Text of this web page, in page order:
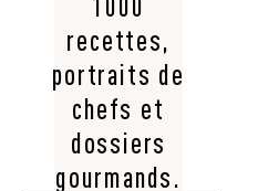
recettes,
portraits de
chefs et
dossiers
gourmands.